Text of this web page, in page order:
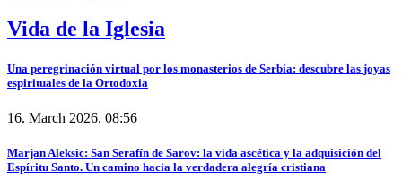
Vida de la Iglesia
Una peregrinación virtual por los monasterios de Serbia: descubre las joyas
espirituales de la Ortodoxia
16. March 2026. 08:56
Marjan Aleksic: San Serafín de Sarov: la vida ascética y la adquisición del
Espíritu Santo. Un camino hacia la verdadera alegría cristiana